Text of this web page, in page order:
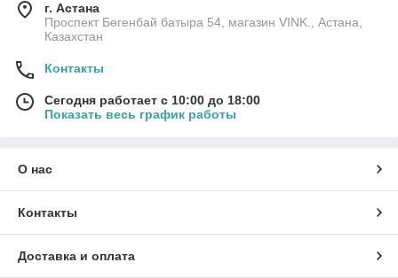
г. Астана
Проспект Бөгенбай батыра 54, магазин VINK., Астана,
Казахстан
Контакты
Сегодня работает с 10:00 до 18:00
Показать весь график работы
О нас
Контакты
Доставка и оплата